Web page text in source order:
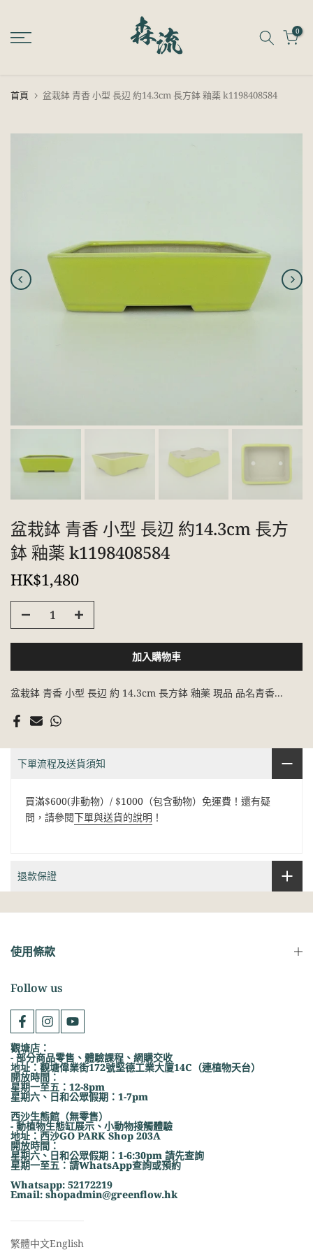
至
內
0
首頁 盆栽鉢 青香 小型 長辺 約14.3cm 長方鉢 釉薬 k1198408584
盆栽鉢 青香 小型 長辺 約14.3cm 長方
鉢 釉薬 k1198408584
HK$1,480
加入購物車
盆栽鉢 青香 小型 長辺 約 14.3cm 長方鉢 釉薬 現品 品名青香...
下單流程及送貨須知
買滿$600(非動物）/ $1000（包含動物）免運費！還有疑
問，請參閱下單與送貨的說明 ！
退款保證
使用條款
Follow us
觀塘店：
- 部分商品零售、體驗課程、網購交收
地址：觀塘偉業街172號堅德工業大廈14C（連植物天台）
開放時間：
星期一至五：12-8pm
星期六、日和公眾假期：1-7pm
西沙生態館（無零售）
- 動植物生態缸展示、小動物接觸體驗
地址：西沙GO PARK Shop 203A
開放時間：
星期六、日和公眾假期：1-6:30pm 請先查詢
星期一至五：請WhatsApp查詢或預約
Whatsapp: 52172219
Email: shopadmin@greenflow.hk
繁體中文English